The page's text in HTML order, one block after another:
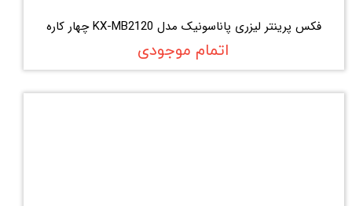
فکس پرینتر لیزری پاناسونیک مدل KX-MB2120 چهار کاره
اتمام موجودی